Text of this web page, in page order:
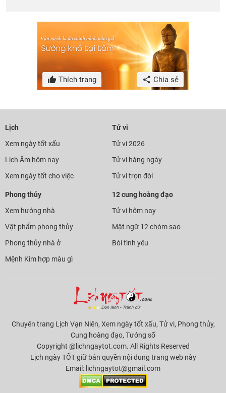
Thích trang Chia sẻ
Lịch
Xem ngày tốt xấu
Lịch Âm hôm nay
Xem ngày tốt cho việc
Tử vi
Tử vi 2026
Tử vi hàng ngày
Tử vi trọn đời
Phong thủy
Xem hướng nhà
Vật phẩm phong thủy
Phong thủy nhà ở
Mệnh Kim hợp màu gì
12 cung hoàng đạo
Tử vi hôm nay
Mật ngữ 12 chòm sao
Bói tình yêu
Chuyên trang Lịch Vạn Niên, Xem ngày tốt xấu, Tử vi, Phong thủy,
Cung hoàng đạo, Tướng số
Copyright @lichngaytot.com. All Rights Reserved
Lịch ngày TỐT giữ bản quyền nội dung trang web này
Email: lichngaytot@gmail.com